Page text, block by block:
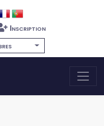
Inscription